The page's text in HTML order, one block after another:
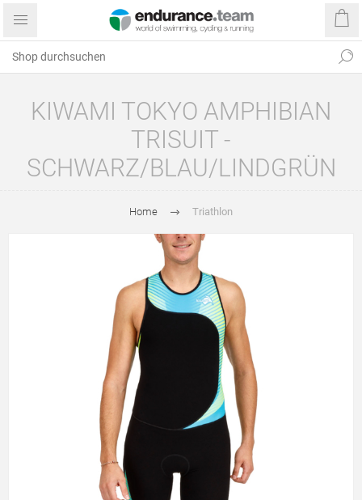
KIWAMI TOKYO AMPHIBIAN
TRISUIT -
SCHWARZ/BLAU/LINDGRÜN
Home Triathlon